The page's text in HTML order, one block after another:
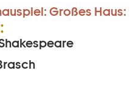
Großes Haus: